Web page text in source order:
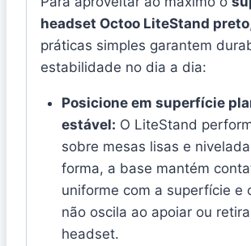
headset Octoo LiteStand preto
práticas simples garantem
estabilidade no dia a dia:
Posicione em superfície
estável: O LiteStand
sobre mesas lisas e
forma, a base mantém
uniforme com a superfície e
não oscila ao apoiar ou
headset.